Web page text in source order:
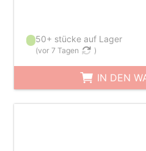
50+ stücke auf Lager
(vor 7 Tagen )
IN DEN